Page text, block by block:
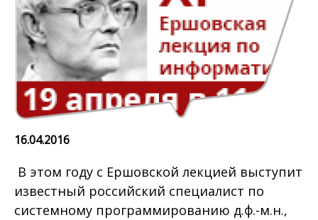
16.04.2016
В этом году с Ершовской лекцией выступит
известный российский специалист по
системному программированию д.ф.-м.н.,